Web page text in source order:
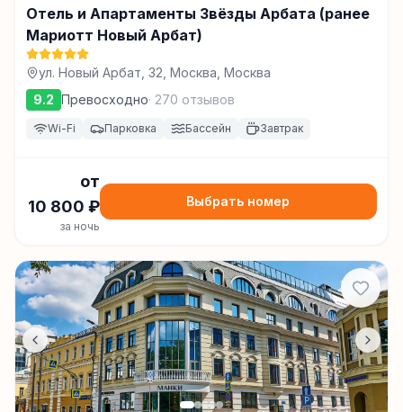
Отель и Апартаменты Звёзды Арбата (ранее
Мариотт Новый Арбат)
ул. Новый Арбат, 32, Москва, Москва
9.2 Превосходно· 270 отзывов
Wi-Fi Парковка Бассейн Завтрак
от
10 800 ₽
за ночь
Выбрать номер